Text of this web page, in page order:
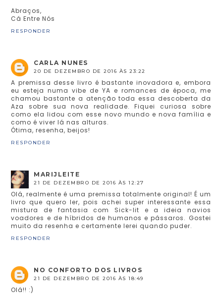
Abraços,
Cá Entre Nós
RESPONDER
CARLA NUNES
20 DE DEZEMBRO DE 2016 ÀS 23:22
A premissa desse livro é bastante inovadora e, embora
eu esteja numa vibe de YA e romances de época, me
chamou bastante a atenção toda essa descoberta da
Aza sobre sua nova realidade. Fiquei curiosa sobre
como ela lidou com esse novo mundo e nova família e
como é viver lá nas alturas.
Ótima, resenha, beijos!
RESPONDER
MARIJLEITE
21 DE DEZEMBRO DE 2016 ÀS 12:27
Olá, realmente é uma premissa totalmente original! É um
livro que quero ler, pois achei super interessante essa
mistura de fantasia com Sick-lit e a ideia navios
voadores e de híbridos de humanos e pássaros. Gostei
muito da resenha e certamente lerei quando puder.
RESPONDER
NO CONFORTO DOS LIVROS
21 DE DEZEMBRO DE 2016 ÀS 18:49
Olá!! :)